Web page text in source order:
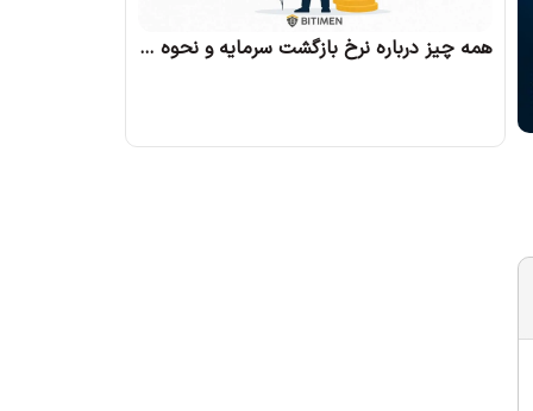
همه چیز درباره نرخ بازگشت سرمایه و نحوه محاسبه آن